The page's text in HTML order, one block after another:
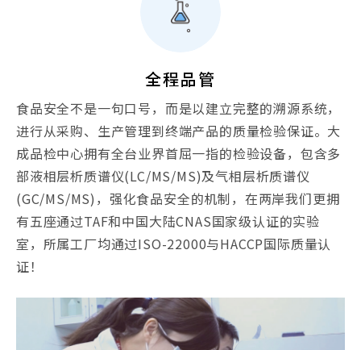
全程品管
食品安全不是一句口号，而是以建立完整的溯源系统，
进行从采购、生产管理到终端产品的质量检验保证。大
成品检中心拥有全台业界首屈一指的检验设备，包含多
部液相层析质谱仪(LC/MS/MS)及气相层析质谱仪
(GC/MS/MS)，强化食品安全的机制，在两岸我们更拥
有五座通过TAF和中国大陆CNAS国家级认证的实验
室，所属工厂均通过ISO-22000与HACCP国际质量认
证！